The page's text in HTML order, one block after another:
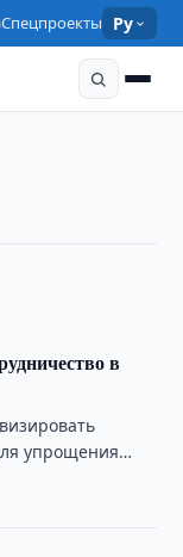
Спецпроекты Ру
изучает
в
упрощения